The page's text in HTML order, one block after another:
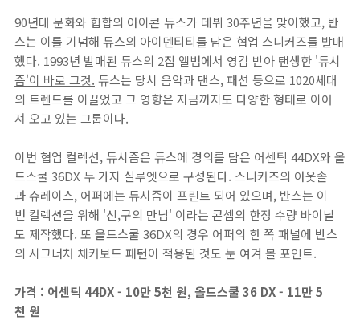
90년대 문화와 힙합의 아이콘 듀스가 데뷔 30주년을 맞이했고, 반
스는 이를 기념해 듀스의 아이덴티티를 담은 협업 스니커즈를 발매
했다. 1993년 발매된 듀스의 2집 앨범에서 영감 받아 탠생한 '듀시
즘'이 바로 그것. 듀스는 당시 음악과 댄스, 패션 등으로 1020세대
의 트렌드를 이끌었고 그 영향은 지금까지도 다양한 형태로 이어
져 오고 있는 그룹이다.
이번 협업 컬렉션, 듀시즘은 듀스에 경의를 담은 어센틱 44DX와 올
드스쿨 36DX 두 가지 실루엣으로 구성된다. 스니커즈의 아웃솔
과 슈레이스, 어퍼에는 듀시즘이 프린트 되어 있으며, 반스는 이
번 컬렉션을 위해 '신,구의 만남' 이라는 콘셉의 한정 수량 바이닐
도 제작했다. 또 올드스쿨 36DX의 경우 어퍼의 한 쪽 패널에 반스
의 시그너처 체커보드 패턴이 적용된 것도 눈 여겨 볼 포인트.
가격 : 어센틱 44DX - 10만 5천 원, 올드스쿨 36 DX - 11만 5
천 원